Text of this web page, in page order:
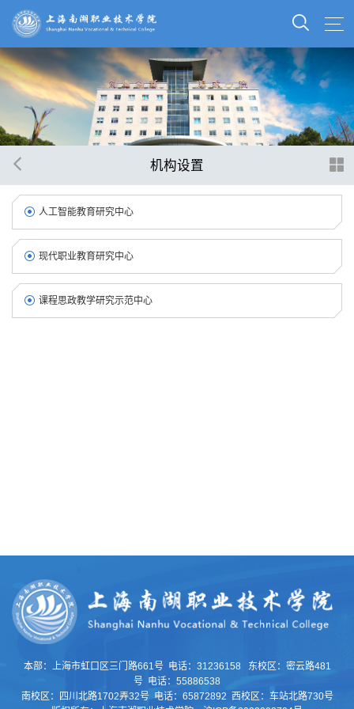
机构设置
人工智能教育研究中心
现代职业教育研究中心
课程思政教学研究示范中心
本部：上海市虹口区三门路661号 电话：31236158 东校区：密云路481
号 电话：55886538
南校区：四川北路1702弄32号 电话：65872892 西校区：车站北路730号